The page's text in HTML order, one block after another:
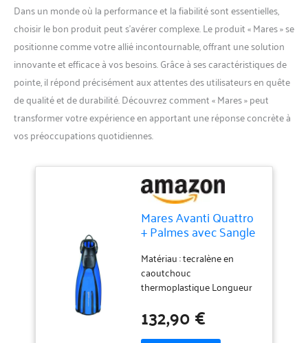
Dans un monde où la performance et la fiabilité sont essentielles,
choisir le bon produit peut s’avérer complexe. Le produit « Mares » se
positionne comme votre allié incontournable, offrant une solution
innovante et efficace à vos besoins. Grâce à ses caractéristiques de
pointe, il répond précisément aux attentes des utilisateurs en quête
de qualité et de durabilité. Découvrez comment « Mares » peut
transformer votre expérience en apportant une réponse concrète à
vos préoccupations quotidiennes.
Mares Avanti Quattro
+ Palmes avec Sangle
Unisexe, Bleu (RBL)
Matériau : tecralène en
caoutchouc
thermoplastique Longueur
kg Technologie d'armure de
canal Sangle élastique
132,90 €